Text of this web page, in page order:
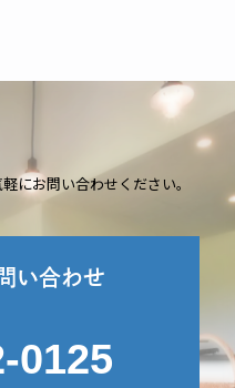
にお問い合わせください。
い合わせ
0125